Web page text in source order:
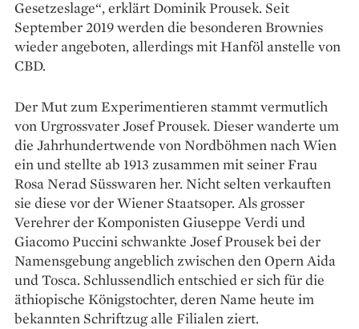
Gesetzeslage“, erklärt Dominik Prousek. Seit
September 2019 werden die besonderen Brownies
wieder angeboten, allerdings mit Hanföl anstelle von
CBD.
Der Mut zum Experimentieren stammt vermutlich
von Urgrossvater Josef Prousek. Dieser wanderte um
die Jahrhundertwende von Nordböhmen nach Wien
ein und stellte ab 1913 zusammen mit seiner Frau
Rosa Nerad Süsswaren her. Nicht selten verkauften
sie diese vor der Wiener Staatsoper. Als grosser
Verehrer der Komponisten Giuseppe Verdi und
Giacomo Puccini schwankte Josef Prousek bei der
Namensgebung angeblich zwischen den Opern Aida
und Tosca. Schlussendlich entschied er sich für die
äthiopische Königstochter, deren Name heute im
bekannten Schriftzug alle Filialen ziert.